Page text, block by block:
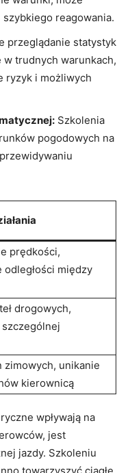
reagowania.
przeglądanie⁣ statystyk
w trudnych warunkach,
ryzyk i możliwych
Szkolenia
pogodowych na
prędkości,‍
odległości między
drogowych,
zimowych,‍ unikanie
kierownicą
wpływają ⁢na
jest
jazdy. Szkoleniu
towarzyszyć ciągłe​